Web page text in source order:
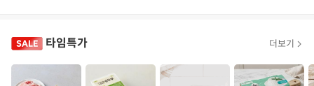
타임특가 더보기